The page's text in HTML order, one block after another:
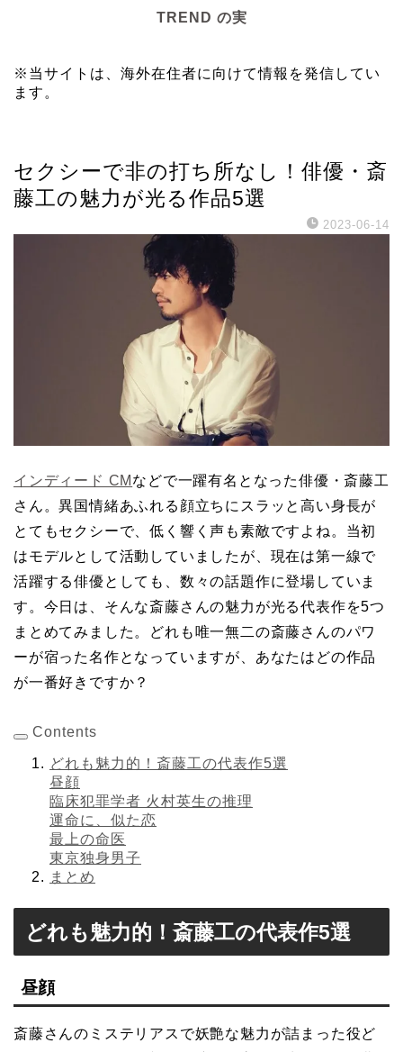
TREND の実
※当サイトは、海外在住者に向けて情報を発信してい
ます。
セクシーで非の打ち所なし！俳優・斎
藤工の魅力が光る作品5選
2023-06-14
インディード CM などで一躍有名となった俳優・斎藤工
さん。異国情緒あふれる顔立ちにスラッと高い身長が
とてもセクシーで、低く響く声も素敵ですよね。当初
はモデルとして活動していましたが、現在は第一線で
活躍する俳優としても、数々の話題作に登場していま
す。今日は、そんな斎藤さんの魅力が光る代表作を5つ
まとめてみました。どれも唯一無二の斎藤さんのパワ
ーが宿った名作となっていますが、あなたはどの作品
が一番好きですか？
Contents
どれも魅力的！斎藤工の代表作5選
昼顔
臨床犯罪学者 火村英生の推理
運命に、似た恋
最上の命医
東京独身男子
まとめ
どれも魅力的！斎藤工の代表作5選
昼顔
斎藤さんのミステリアスで妖艶な魅力が詰まった役ど